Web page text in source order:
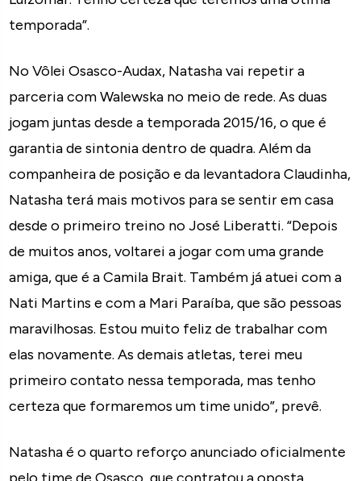
temporada”.
No Vôlei Osasco-Audax, Natasha vai repetir a
parceria com Walewska no meio de rede. As duas
jogam juntas desde a temporada 2015/16, o que é
garantia de sintonia dentro de quadra. Além da
companheira de posição e da levantadora Claudinha,
Natasha terá mais motivos para se sentir em casa
desde o primeiro treino no José Liberatti. “Depois
de muitos anos, voltarei a jogar com uma grande
amiga, que é a Camila Brait. Também já atuei com a
Nati Martins e com a Mari Paraíba, que são pessoas
maravilhosas. Estou muito feliz de trabalhar com
elas novamente. As demais atletas, terei meu
primeiro contato nessa temporada, mas tenho
certeza que formaremos um time unido”, prevê.
Natasha é o quarto reforço anunciado oficialmente